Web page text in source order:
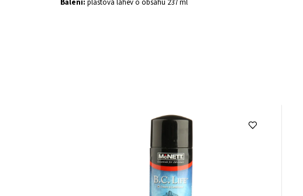
Balení: plastová láhev o obsahu 237 ml